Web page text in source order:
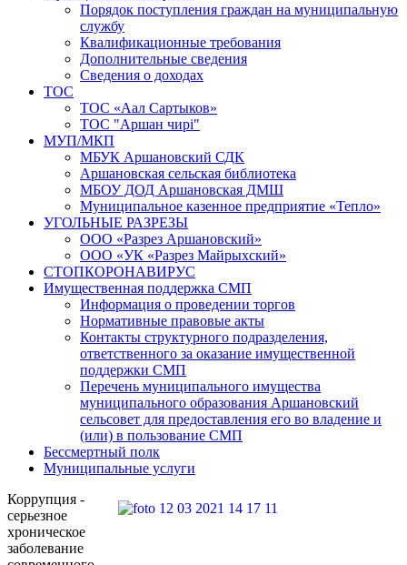
Порядок поступления граждан на муниципальную
службу
Квалификационные требования
Дополнительные сведения
Сведения о доходах
ТОС
ТОС «Аал Сартыков»
ТОС "Аршан чирi"
МУП/МКП
МБУК Аршановский СДК
Аршановская сельская библиотека
МБОУ ДОД Аршановская ДМШ
Муниципальное казенное предприятие «Тепло»
УГОЛЬНЫЕ РАЗРЕЗЫ
ООО «Разрез Аршановский»
ООО «УК «Разрез Майрыхский»
СТОПКОРОНАВИРУС
Имущественная поддержка СМП
Информация о проведении торгов
Нормативные правовые акты
Контакты структурного подразделения,
ответственного за оказание имущественной
поддержки СМП
Перечень муниципального имущества
муниципального образования Аршановский
сельсовет для предоставления его во владение и
(или) в пользование СМП
Бессмертный полк
Муниципальные услуги
Коррупция -
серьезное
хроническое
заболевание